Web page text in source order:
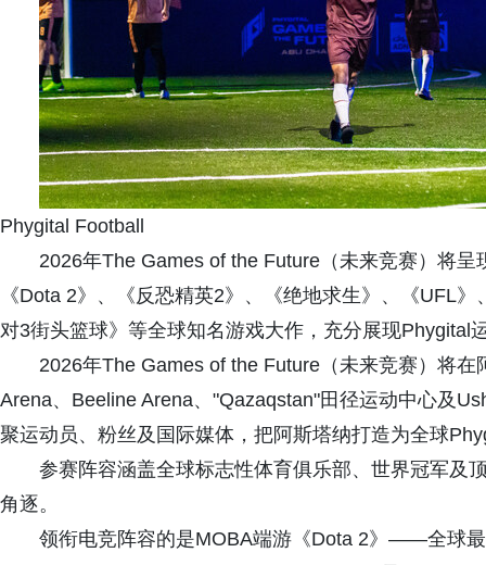
Phygital Football
2026年The Games of the Future（未来竞赛）将
《Dota 2》、《反恐精英2》、《绝地求生》、《UFL
对3街头篮球》等全球知名游戏大作，充分展现Phygital
2026年The Games of the Future（未来竞赛）将
Arena、Beeline Arena、"Qazaqstan"田径运动中心及
聚运动员、粉丝及国际媒体，把阿斯塔纳打造为全球
参赛阵容涵盖全球标志性体育俱乐部、世界冠军及
角逐。
领衔电竞阵容的是MOBA端游《Dota 2》——全球